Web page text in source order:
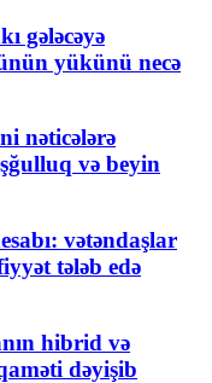
gələcəyə
yükünü necə
nəticələrə
və beyin
vətəndaşlar
tələb edə
hibrid və
dəyişib